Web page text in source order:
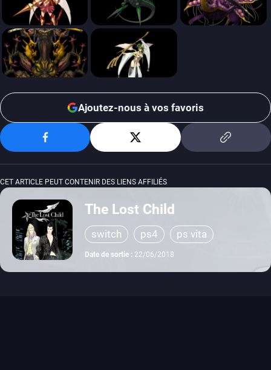
Ajoutez-nous à vos favoris
CET ARTICLE PEUT CONTENIR DES LIENS AFFILIÉS
The Lost Child
switch ps4 ps vita
Date de sortie : 22/06/2018